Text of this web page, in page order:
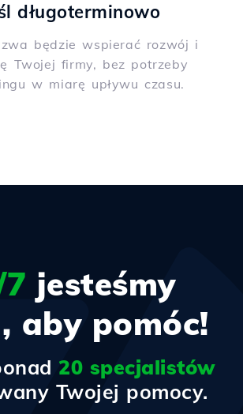
długoterminowo
będzie wspierać rozwój i
Twojej firmy, bez potrzeby
w miarę upływu czasu.
jesteśmy
aby pomóc!
20 specjalistów
Twojej pomocy.